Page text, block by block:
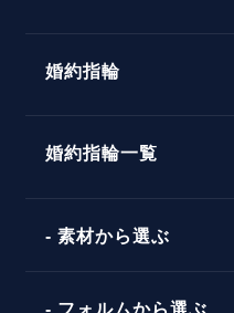
パーフェクトプロポ
ダイヤモンドの品質
タイミング
婚約指輪
婚約指輪一覧
素材から選ぶ
フォルムから選ぶ